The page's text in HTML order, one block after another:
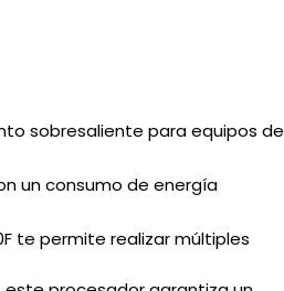
sobresaliente para equipos de
un consumo de energía
te permite realizar múltiples